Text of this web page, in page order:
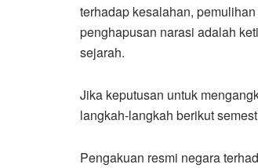
terhadap kesalahan,
penghapusan narasi adalah
sejarah.
Jika keputusan untuk
langkah-langkah berikut
Pengakuan resmi negara